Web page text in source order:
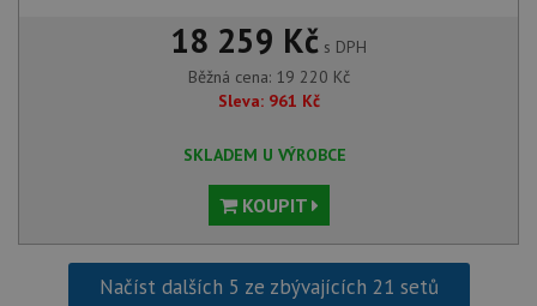
18 259 Kč s DPH
Běžná cena: 19 220 Kč
Sleva: 961 Kč
SKLADEM U VÝROBCE
KOUPIT
Načíst dalších 5 ze zbývajících 21 setů